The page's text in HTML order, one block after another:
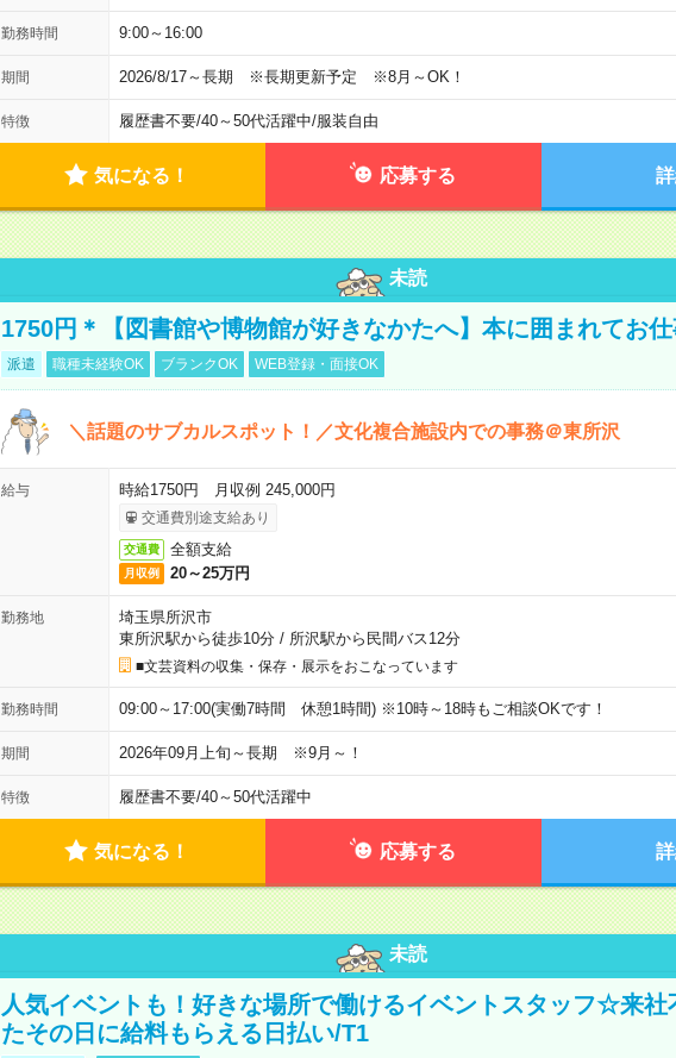
勤務時間 9:00～16:00
期間 2026/8/17～長期 ※長期更新予定 ※8月～OK！
特徴 履歴書不要/40～50代活躍中/服装自由
気になる！ 応募する
未読
1750円＊【図書館や博物館が好きなかたへ】本に囲まれてお
派遣 職種未経験OK ブランクOK WEB登録・面接OK
＼話題のサブカルスポット！／文化複合施設内での事務＠東所沢
給与 時給1750円 月収例 245,000円
交通費別途支給あり
交通費 全額支給
月収例 20～25万円
勤務地
埼玉県所沢市
東所沢駅から徒歩10分/ 所沢駅から民間バス12分
■文芸資料の収集・保存・展示をおこなっています
勤務時間 09:00～17:00(実働7時間 休憩1時間) ※10時～18時もご相談OKです！
期間 2026年09月上旬～長期 ※9月～！
特徴 履歴書不要/40～50代活躍中
気になる！ 応募する
未読
人気イベントも！好きな場所で働けるイベントスタッフ☆来社
たその日に給料もらえる日払い/T1